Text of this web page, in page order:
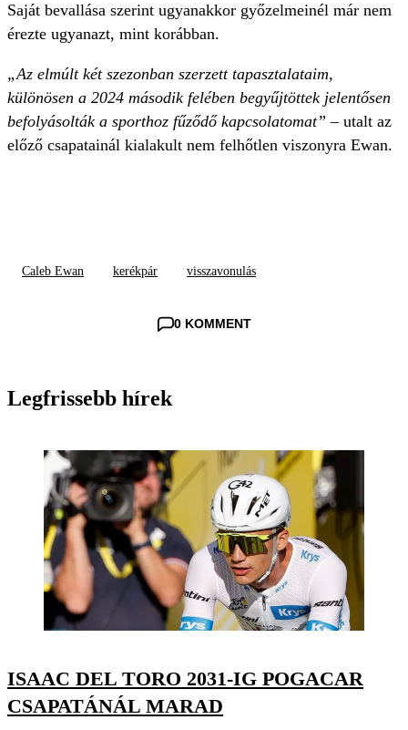
Saját bevallása szerint ugyanakkor győzelmeinél már nem
érezte ugyanazt, mint korábban.
„Az elmúlt két szezonban szerzett tapasztalataim,
különösen a 2024 második felében begyűjtöttek jelentősen
befolyásolták a sporthoz fűződő kapcsolatomat” – utalt az
előző csapatainál kialakult nem felhőtlen viszonyra Ewan.
Caleb Ewan kerékpár visszavonulás
0 KOMMENT
Legfrissebb hírek
ISAAC DEL TORO 2031-IG POGACAR
CSAPATÁNÁL MARAD